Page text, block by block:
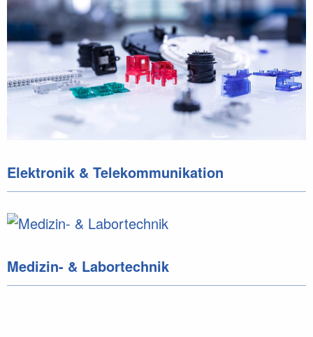
Elektronik & Telekommunikation
Medizin- & Labortechnik